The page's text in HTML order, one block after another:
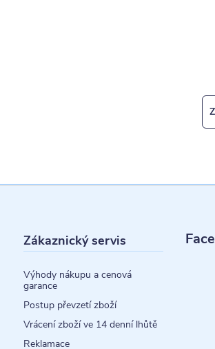
Zákaznický servis
Výhody nákupu a cenová
garance
Postup převzetí zboží
Vrácení zboží ve 14 denní lhůtě
Reklamace